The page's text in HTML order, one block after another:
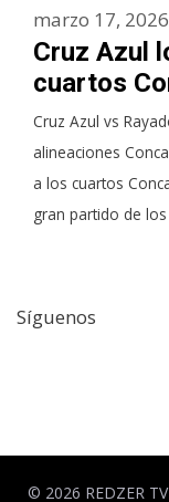
Cruz Azul
cuartos
marzo 17, 2026
Cruz Azul vs
alineaciones
a los cuartos
gran partido de
Síguenos
© 2026 REDZER